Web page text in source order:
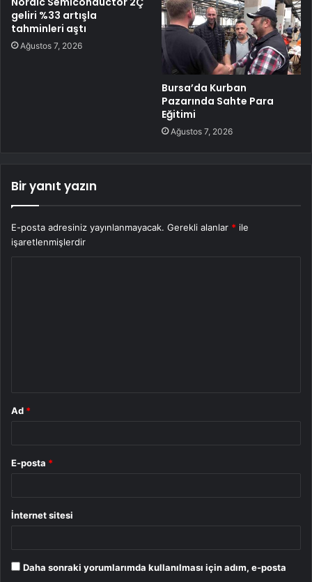
geliri %33 artışla
tahminleri aştı
Ağustos 7, 2026
Bursa’da Kurban
Pazarında Sahte Para
Eğitimi
Ağustos 7, 2026
Bir yanıt yazın
E-posta adresiniz yayınlanmayacak. Gerekli alanlar * ile
işaretlenmişlerdir
Ad *
E-posta *
İnternet sitesi
Daha sonraki yorumlarımda kullanılması için adım, e-posta